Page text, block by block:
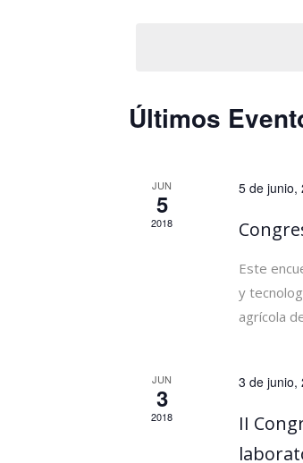
clave.
Calendario
de
Últimos
JUN
5
2018
5 de junio,
Este
y
agrícola
JUN
3
2018
3 de junio,
II